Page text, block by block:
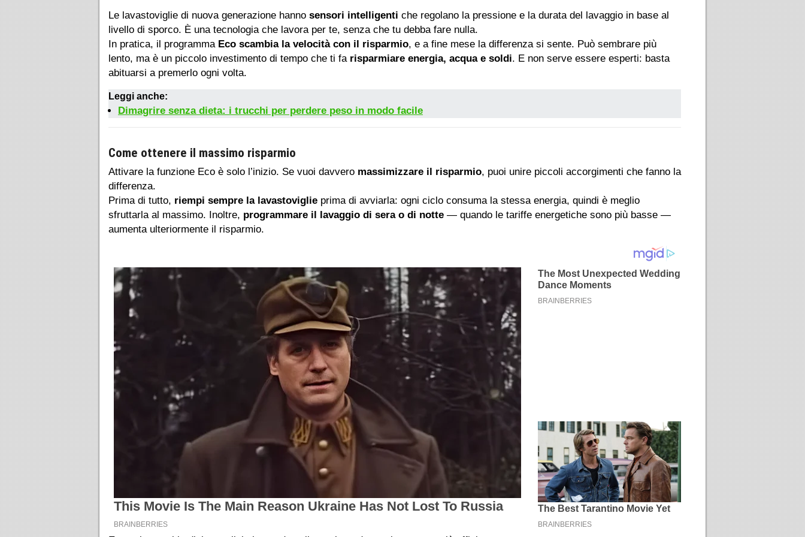
Le lavastoviglie di nuova generazione hanno sensori intelligenti che regolano la pressione e la durata del lavaggio in base al
livello di sporco. È una tecnologia che lavora per te, senza che tu debba fare nulla.
In pratica, il programma Eco scambia la velocità con il risparmio, e a fine mese la differenza si sente. Può sembrare più
lento, ma è un piccolo investimento di tempo che ti fa risparmiare energia, acqua e soldi. E non serve essere esperti: basta
abituarsi a premerlo ogni volta.
Leggi anche:
Dimagrire senza dieta: i trucchi per perdere peso in modo facile
Come ottenere il massimo risparmio
Attivare la funzione Eco è solo l’inizio. Se vuoi davvero massimizzare il risparmio, puoi unire piccoli accorgimenti che fanno la
differenza.
Prima di tutto, riempi sempre la lavastoviglie prima di avviarla: ogni ciclo consuma la stessa energia, quindi è meglio
sfruttarla al massimo. Inoltre, programmare il lavaggio di sera o di notte — quando le tariffe energetiche sono più basse —
aumenta ulteriormente il risparmio.